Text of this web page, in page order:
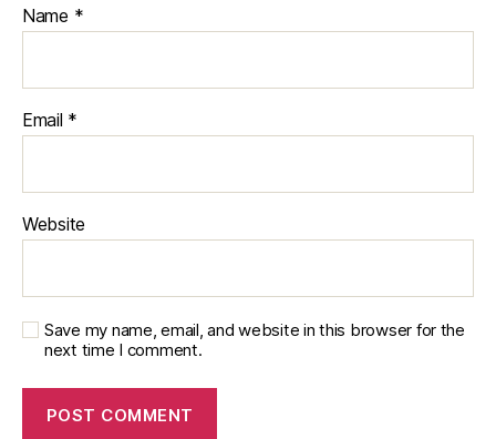
Name *
Email *
Website
Save my name, email, and website in this browser for the
next time I comment.